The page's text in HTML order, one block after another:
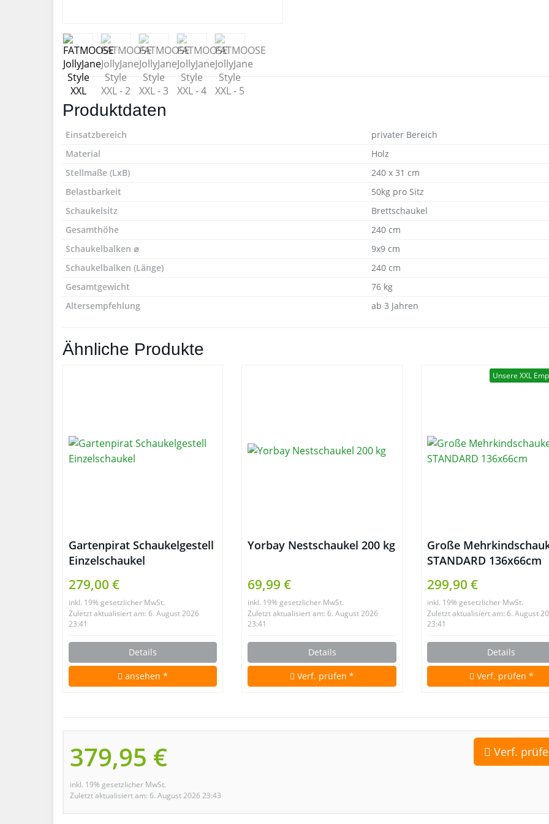
Produktdaten
Einsatzbereich
privater Bereich
Material
Holz
Stellmaße (LxB)
240 x 31 cm
Belastbarkeit
50kg pro Sitz
Schaukelsitz
Brettschaukel
Gesamthöhe
240 cm
Schaukelbalken ⌀
9x9 cm
Schaukelbalken (Länge)
240 cm
Gesamtgewicht
76 kg
Altersempfehlung
ab 3 Jahren
Ähnliche Produkte
Gartenpirat Schaukelgestell
Einzelschaukel
279,00 €
inkl. 19% gesetzlicher MwSt.
Zuletzt aktualisiert am: 6. August 2026
23:41
Details
ansehen *
Yorbay Nestschaukel 200 kg
69,99 €
inkl. 19% gesetzlicher MwSt.
Zuletzt aktualisiert am: 6. August 2026
23:41
Details
Verf. prüfen *
Unsere XXL
Große
STANDARD 136x66cm
299,90 €
inkl. 19% gesetzlicher MwSt.
Zuletzt aktualisiert am: 6. August
23:41
Details
Verf. prüfen *
379,95 €
inkl. 19% gesetzlicher MwSt.
Zuletzt aktualisiert am: 6. August 2026 23:43
Verf.